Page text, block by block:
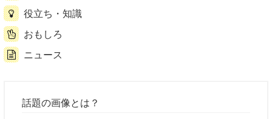
役立ち・知識
おもしろ
ニュース
話題の画像とは？